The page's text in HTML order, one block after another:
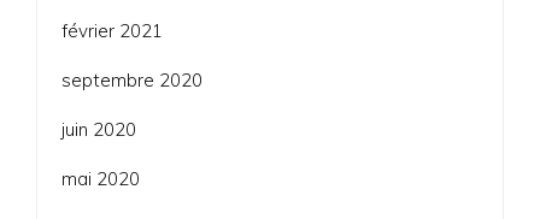
février 2021
septembre 2020
juin 2020
mai 2020